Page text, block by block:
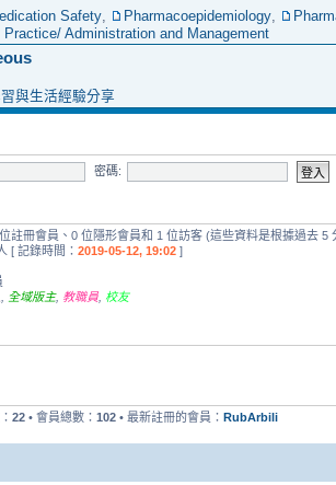
Safety, Pharmacoepidemiology,
Practice/ Administration and Management
與生活經驗分享
密碼:
註冊會員、0 位隱形會員和 1 位訪客 (這些資料是根據過去 5
[ 記錄時間： 2019-05-12, 19:02 ]
全域版主, 教職員 校友
22 • 會員總數： 102 • 最新註冊的會員： RubArbili